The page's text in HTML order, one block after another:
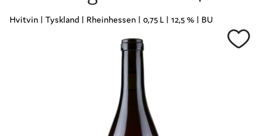
Hvitvin | Tyskland | Rheinhessen | 0,75 L | 12,5 % | BU